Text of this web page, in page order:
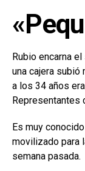
Rubio encarna
una cajera
a los 34 años
Representantes
Es muy
movilizado para
semana pasada.